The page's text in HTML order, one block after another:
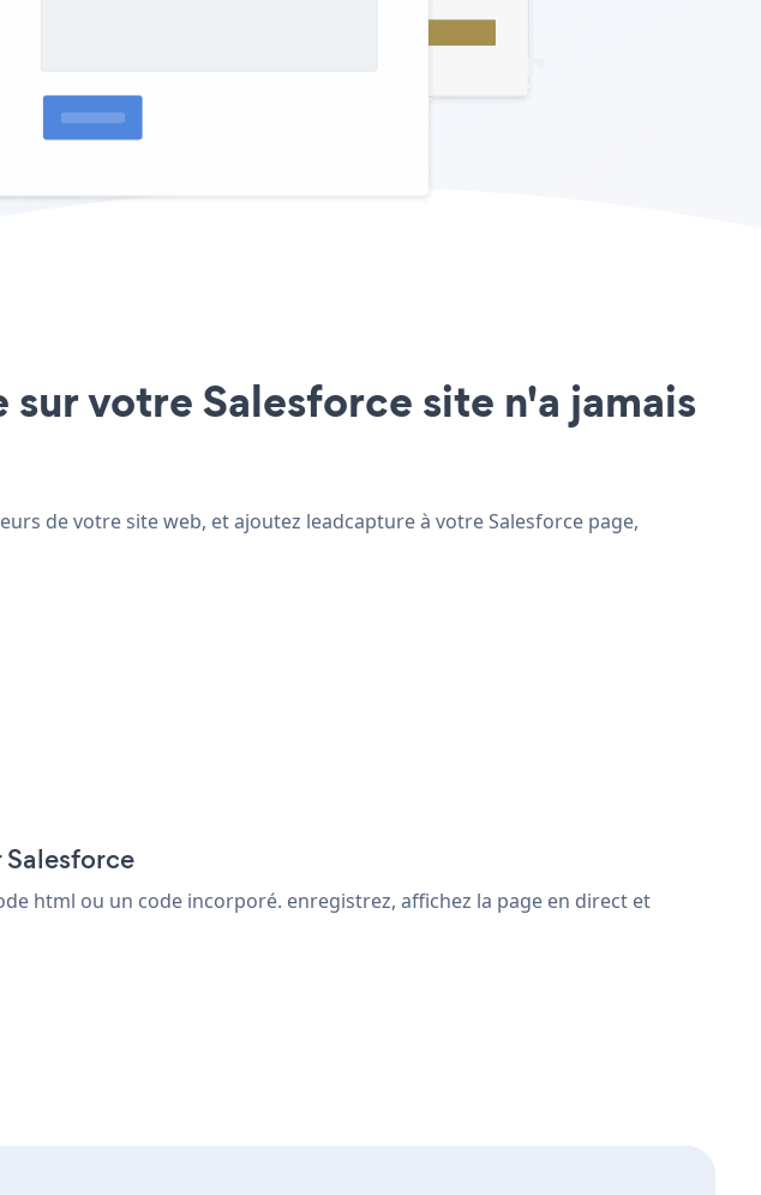
votre Salesforce site n'a jamais
de votre site web, et ajoutez leadcapture à votre Salesforce page,
html ou un code incorporé. enregistrez, affichez la page en direct et